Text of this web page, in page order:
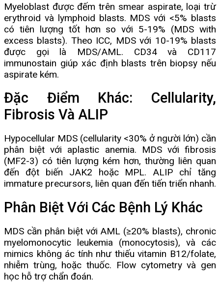
Myeloblast được đếm trên smear aspirate, loại trừ
erythroid và lymphoid blasts. MDS với <5% blasts
có tiên lượng tốt hơn so với 5-19% (MDS with
excess blasts). Theo ICC, MDS với 10-19% blasts
được gọi là MDS/AML. CD34 và CD117
immunostain giúp xác định blasts trên biopsy nếu
aspirate kém.
Đặc Điểm Khác: Cellularity,
Fibrosis Và ALIP
Hypocellular MDS (cellularity <30% ở người lớn) cần
phân biệt với aplastic anemia. MDS với fibrosis
(MF2-3) có tiên lượng kém hơn, thường liên quan
đến đột biến JAK2 hoặc MPL. ALIP chỉ tăng
immature precursors, liên quan đến tiến triển nhanh.
Phân Biệt Với Các Bệnh Lý Khác
MDS cần phân biệt với AML (≥20% blasts), chronic
myelomonocytic leukemia (monocytosis), và các
mimics không ác tính như thiếu vitamin B12/folate,
nhiễm trùng, hoặc thuốc. Flow cytometry và gen
học hỗ trợ chẩn đoán.